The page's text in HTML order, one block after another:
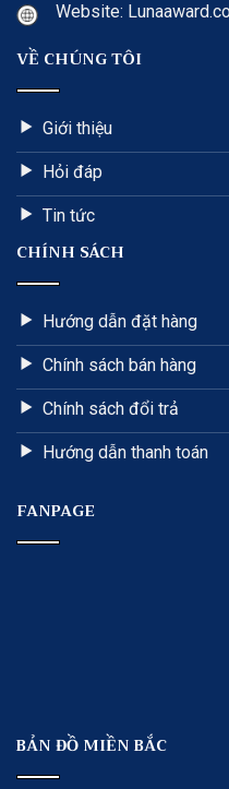
Website:
VỀ CHÚNG TÔI
Giới thiệu
Hỏi đáp
Tin tức
CHÍNH SÁCH
Hướng dẫn đặt hàng
Chính sách bán hàng
Chính sách đổi trả
Hướng dẫn thanh toán
FANPAGE
BẢN ĐỒ MIỀN BẮC